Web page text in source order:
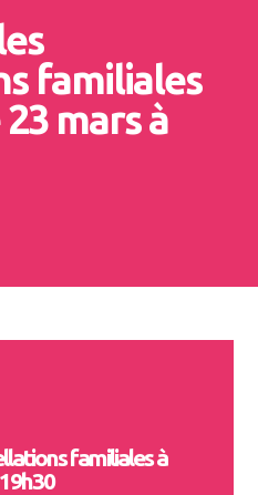
familiales
mars à
familiales à